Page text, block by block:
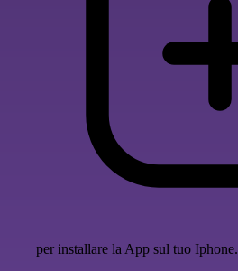
per installare la App sul tuo Iphone.